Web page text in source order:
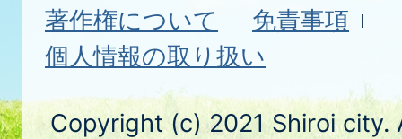
著作権について
免責事項
個人情報の取り扱い
Copyright (c) 2021 Shiroi city.